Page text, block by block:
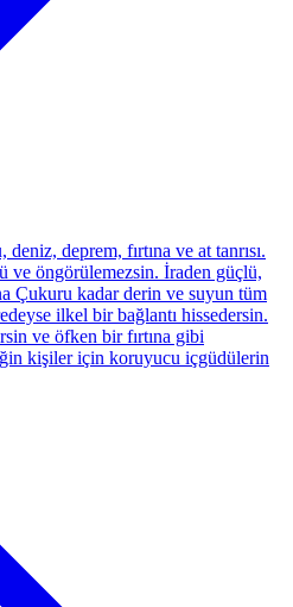
deniz, deprem, fırtına ve at tanrısı.
ve öngörülemezsin. İraden güçlü,
Çukuru kadar derin ve suyun tüm
ilkel bir bağlantı hissedersin.
ve öfken bir fırtına gibi
kişiler için koruyucu içgüdülerin